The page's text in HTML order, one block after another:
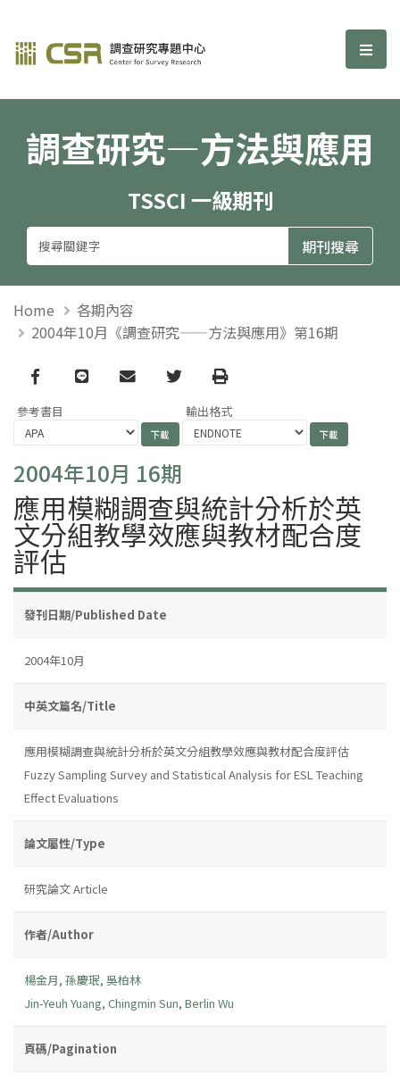
調查研究—方法與應用期刊 選
調查研究—方法與應用
TSSCI 一級期刊
Home
各期內容
2004年10月《調查研究——方法與應用》第16期
Facebook
line email TwitterPrint
參考書目 輸出格式
2004年10月 16期
應用模糊調查與統計分析於英
文分組教學效應與教材配合度
評估
發刊日期/Published Date
2004年10月
中英文篇名/Title
應用模糊調查與統計分析於英文分組教學效應與教材配合度評估
Fuzzy Sampling Survey and Statistical Analysis for ESL Teaching
Effect Evaluations
論文屬性/Type
研究論文 Article
作者/Author
楊金月, 孫慶珉, 吳柏林
Jin-Yeuh Yuang, Chingmin Sun, Berlin Wu
頁碼/Pagination